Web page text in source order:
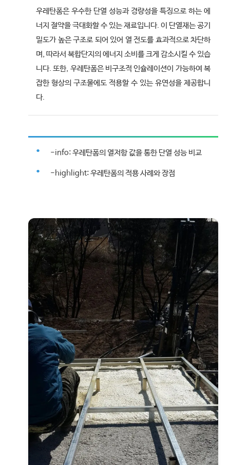
우레탄폼은 우수한 단열 성능과 경량성을 특징으로 하는 에
너지 절약을 극대화할 수 있는 재료입니다. 이 단열재는 공기
밀도가 높은 구조로 되어 있어 열 전도를 효과적으로 차단하
며, 따라서 복합단지의 에너지 소비를 크게 감소시킬 수 있습
니다. 또한, 우레탄폼은 비구조적 인슐레이션이 가능하여 복
잡한 형상의 구조물에도 적용할 수 있는 유연성을 제공합니
다.
-info: 우레탄폼의 열저항 값을 통한 단열 성능 비교
-highlight: 우레탄폼의 적용 사례와 장점